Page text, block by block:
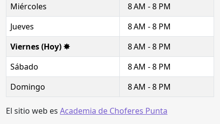
Miércoles
8 AM - 8 PM
Jueves
8 AM - 8 PM
Viernes (Hoy) ✸
8 AM - 8 PM
Sábado
8 AM - 8 PM
Domingo
8 AM - 8 PM
El sitio web es Academia de Choferes Punta